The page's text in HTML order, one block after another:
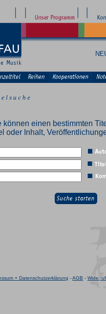
e l s u c h e
können einen bestimmten
oder Inhalt,
+ Datenschutzerklärung -AGB -